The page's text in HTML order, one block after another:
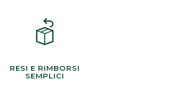
RESI E RIMBORSI
SEMPLICI